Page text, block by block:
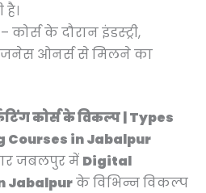
– कोर्स के दौरान इंडस्ट्री,
ओनर्स से मिलने का
कोर्स के विकल्प | Types
in Jabalpur
जबलपुर में Digital
Jabalpurके विभिन्न विकल्प